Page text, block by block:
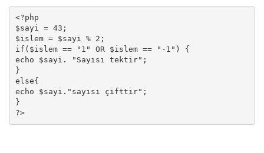
İletişim
Giriş
Kayıt
<?php
$sayi = 43;
$islem = $sayi % 2;
if($islem == "1" OR $islem == "-1") {
echo $sayi. "Sayısı tektir";
}
else{
echo $sayi."sayısı çifttir";
}
?>